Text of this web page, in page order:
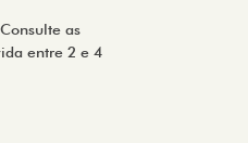
as
entre 2 e 4